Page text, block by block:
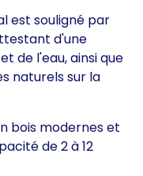
est souligné par
d'une
de l'eau, ainsi que
naturels sur la
bois modernes et
de 2 à 12